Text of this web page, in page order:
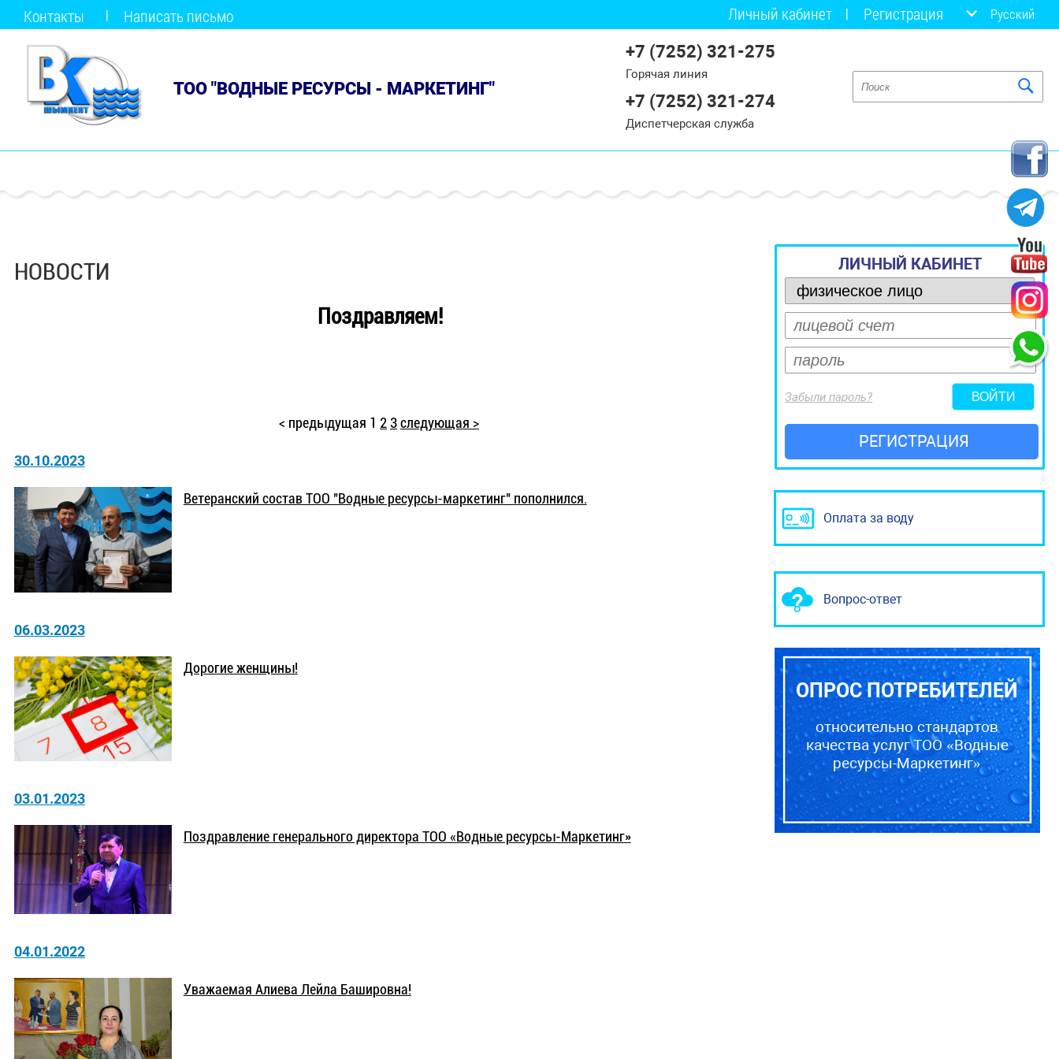
Контакты Написать письмо Личный кабинет Регистрация Русский
ТОО "ВОДНЫЕ РЕСУРСЫ - МАРКЕТИНГ"
+7 (7252) 321-275
Горячая линия
+7 (7252) 321-274
Диспетчерская служба
НОВОСТИ
Поздравляем!
< предыдущая 1 2 3следующая >
30.10.2023
Ветеранский состав ТОО "Водные ресурсы-маркетинг" пополнился.
06.03.2023
Дорогие женщины!
03.01.2023
Поздравление генерального директора ТОО «Водные ресурсы-Маркетинг»
04.01.2022
Уважаемая Алиева Лейла Башировна!
ЛИЧНЫЙ КАБИНЕТ
Забыли пароль?
РЕГИСТРАЦИЯ
Оплата за воду
Вопрос-ответ
ОПРОС ПОТРЕБИТЕЛЕЙ
относительно стандартов
качества услуг ТОО «Водные
ресурсы-Маркетинг»